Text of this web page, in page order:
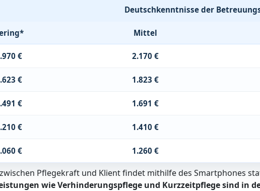
Deutschkenntnisse der
Mittel
€ 2.170 €
€ 1.823 €
€ 1.691 €
€ 1.410 €
€ 1.260 €
Pflegekraft und Klient findet mithilfe des Smartphones
wie Verhinderungspflege und Kurzzeitpflege sind in